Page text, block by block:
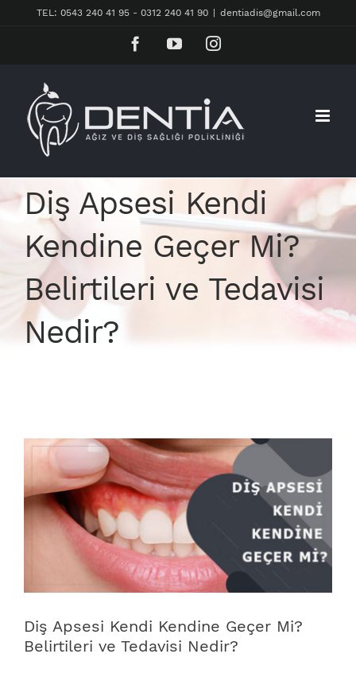
TEL: 0543 240 41 95 - 0312 240 41 90 dentiadis@gmail.com
FacebookYouTubeInstagram
Diş Apsesi Kendi
Kendine Geçer Mi?
Belirtileri ve Tedavisi
Nedir?
View
Larger
Image
Diş Apsesi Kendi Kendine Geçer Mi?
Belirtileri ve Tedavisi Nedir?